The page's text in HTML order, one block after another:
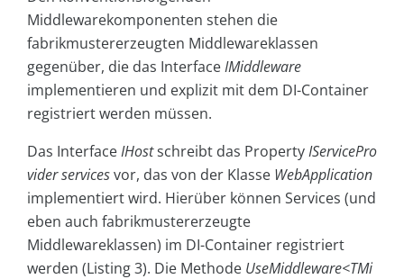
Middlewarekomponenten stehen die
fabrikmustererzeugten Middlewareklassen
gegenüber, die das InterfaceIMiddleware
implementieren und explizit mit dem DI-Container
registriert werden müssen.
Das InterfaceIHostschreibt das PropertyIServicePro
viderservicesvor, das von der Klasse WebApplication
implementiert wird. Hierüber können Services (und
eben auch fabrikmustererzeugte
Middlewareklassen) im DI-Container registriert
werden (Listing 3). Die Methode UseMiddleware<TMi